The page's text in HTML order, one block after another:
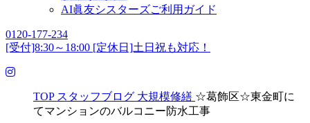
AI眞友シスターズご利用ガイド
0120-177-234
[受付]8:30～18:00 [定休日]土日祝も対応！
TOP スタッフブログ 大規模修繕 ☆葛飾区☆東金町に
てマンションのバルコニー防水工事